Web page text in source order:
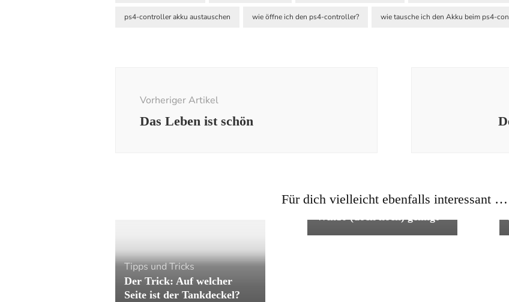
ps4-controller akku austauschen wie öffne ich den ps4-controller? wie tausche ich den Akku beim ps4-
Vorheriger Artikel
Das Leben ist schön
Für dich vielleicht ebenfalls interessant …
Tipps und Tricks
Der Trick: Auf welcher
Seite ist der Tankdeckel?
Wie das update Win 7 auf
Win10 (doch noch) gelingt